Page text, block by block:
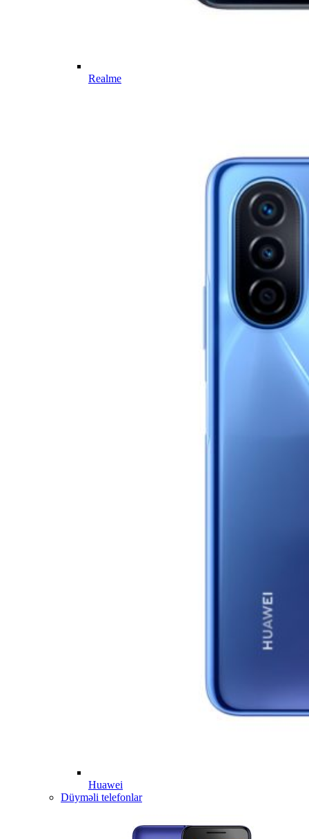
Realme
Huawei
Düyməli telefonlar